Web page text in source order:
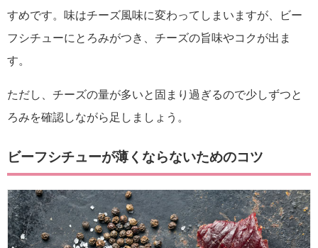
すめです。味はチーズ風味に変わってしまいますが、ビー
フシチューにとろみがつき、チーズの旨味やコクが出ま
す。
ただし、チーズの量が多いと固まり過ぎるので少しずつと
ろみを確認しながら足しましょう。
ビーフシチューが薄くならないためのコツ